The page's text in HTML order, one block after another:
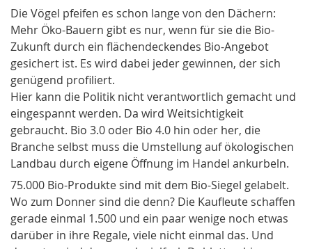
Die Vögel pfeifen es schon lange von den Dächern:
Mehr Öko-Bauern gibt es nur, wenn für sie die Bio-
Zukunft durch ein flächendeckendes Bio-Angebot
gesichert ist. Es wird dabei jeder gewinnen, der sich
genügend profiliert.
Hier kann die Politik nicht verantwortlich gemacht und
eingespannt werden. Da wird Weitsichtigkeit
gebraucht. Bio 3.0 oder Bio 4.0 hin oder her, die
Branche selbst muss die Umstellung auf ökologischen
Landbau durch eigene Öffnung im Handel ankurbeln.
75.000 Bio-Produkte sind mit dem Bio-Siegel gelabelt.
Wo zum Donner sind die denn? Die Kaufleute schaffen
gerade einmal 1.500 und ein paar wenige noch etwas
darüber in ihre Regale, viele nicht einmal das. Und